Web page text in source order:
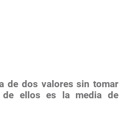
de dos valores sin tomar
ellos es la media de